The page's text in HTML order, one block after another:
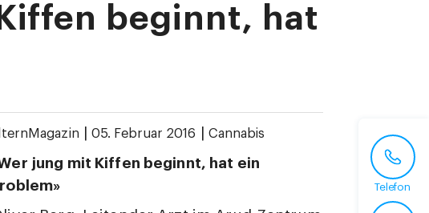
beginnt, hat
05. Februar 2016 Cannabis
jung mit Kiffen beginnt, hat ein
Telefon